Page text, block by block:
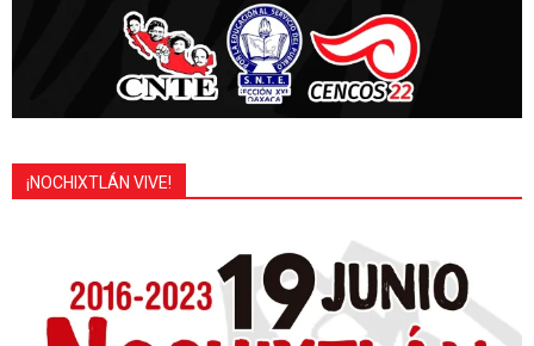
¡NOCHIXTLÁN VIVE!